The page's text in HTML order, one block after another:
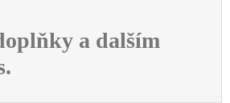
a dalším